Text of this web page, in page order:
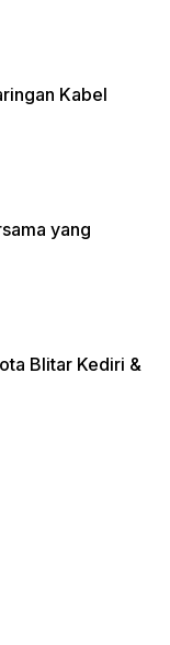
Kabel
yang
Blitar Kediri &